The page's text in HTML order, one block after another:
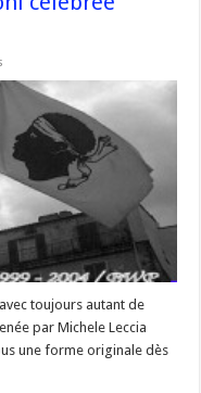
Nazioni
célébrée
mardi
vendredi
toujours autant de
par Michele Leccia
une forme originale dès